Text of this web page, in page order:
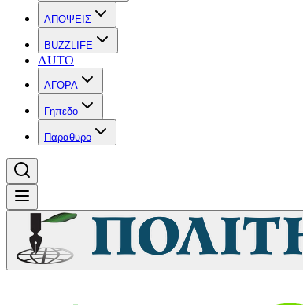
ΑΠΟΨΕΙΣ
BUZZLIFE
AUTO
ΑΓΟΡΑ
Γηπεδο
Παραθυρο